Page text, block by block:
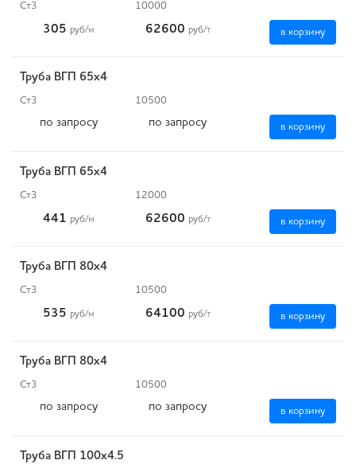
Ст3 10000
305 руб/м 62600 руб/т в корзину
Труба ВГП 65х4
Ст3 10500
по запросу по запросу в корзину
Труба ВГП 65х4
Ст3 12000
441 руб/м 62600 руб/т в корзину
Труба ВГП 80х4
Ст3 10500
535 руб/м 64100 руб/т в корзину
Труба ВГП 80х4
Ст3 10500
по запросу по запросу в корзину
Труба ВГП 100х4.5